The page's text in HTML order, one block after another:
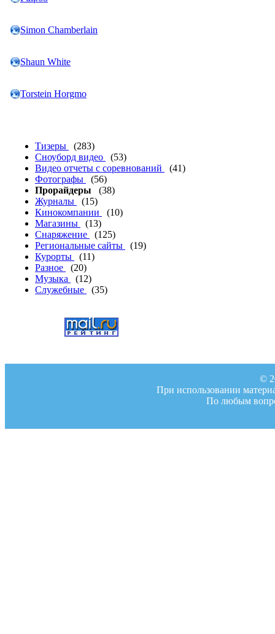
Simon Chamberlain
Shaun White
Torstein Horgmo
Тизеры
(283)
Сноуборд видео
(53)
Видео отчеты с соревнований
(41)
Фотографы
(56)
Прорайдеры
(38)
Журналы
(15)
Кинокомпании
(10)
Магазины
(13)
Снаряжение
(125)
Региональные сайты
(19)
Курорты
(11)
Разное
(20)
Музыка
(12)
Служебные
(35)
©
При использовании
По любым